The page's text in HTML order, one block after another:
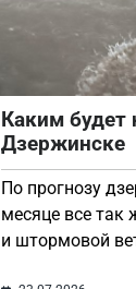
Каким будет
Дзержинске
По прогнозу
месяце все так
и штормовой